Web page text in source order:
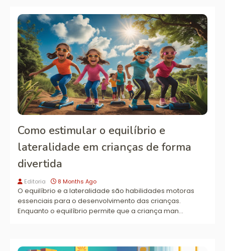
Como estimular o equilíbrio e
lateralidade em crianças de forma
divertida
Editoria 8 Months Ago
O equilíbrio e a lateralidade são habilidades motoras
essenciais para o desenvolvimento das crianças.
Enquanto o equilíbrio permite que a criança man…